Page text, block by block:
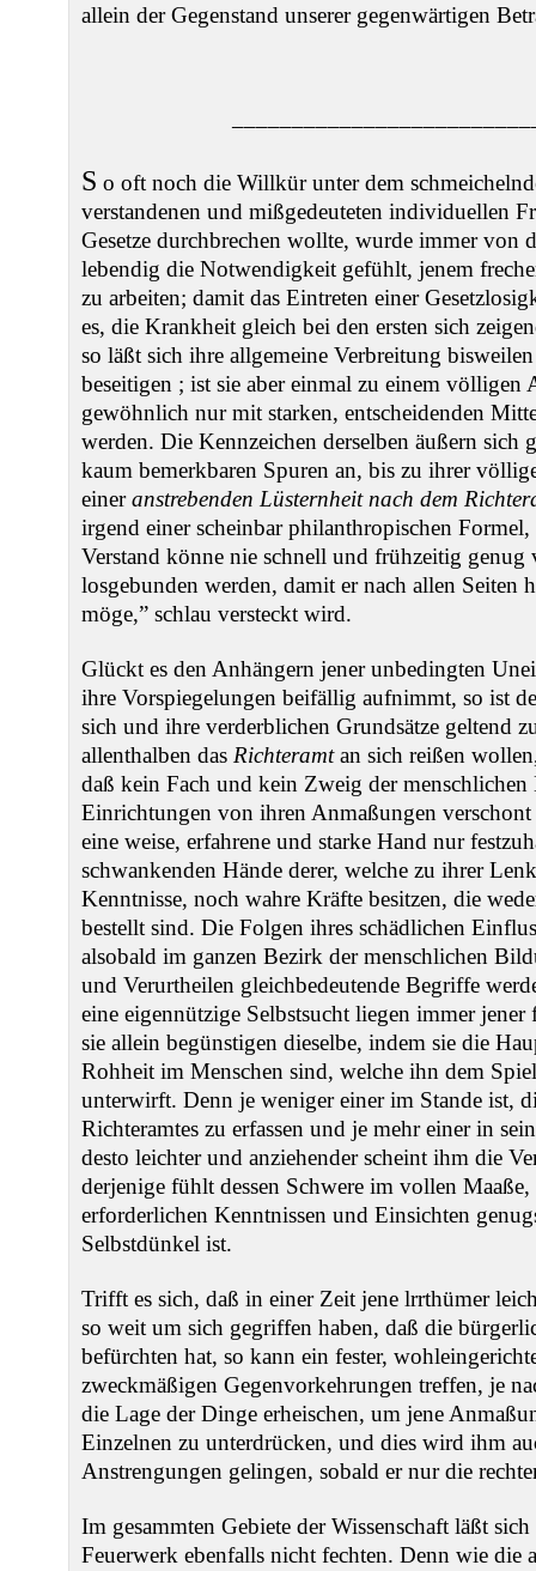
allein der Gegenstand unserer gegenwärtigen
S o oft noch die Willkür unter dem
verstandenen und mißgedeuteten individuellen
Gesetze durchbrechen wollte, wurde immer von
lebendig die Notwendigkeit gefühlt, jenem
zu arbeiten; damit das Eintreten einer
es, die Krankheit gleich bei den ersten sich
so läßt sich ihre allgemeine Verbreitung
beseitigen ; ist sie aber einmal zu einem völligen
gewöhnlich nur mit starken, entscheidenden
werden. Die Kennzeichen derselben äußern sich
kaum bemerkbaren Spuren an, bis zu ihrer
eineranstrebenden Lüsternheit nach dem
irgend einer scheinbar philanthropischen Formel,
Verstand könne nie schnell und frühzeitig genug
losgebunden werden, damit er nach allen Seiten
möge,” schlau versteckt wird.
Glückt es den Anhängern jener unbedingten
ihre Vorspiegelungen beifällig aufnimmt, so ist
sich und ihre verderblichen Grundsätze geltend
allenthalben das Richteramtan sich reißen
daß kein Fach und kein Zweig der
Einrichtungen von ihren Anmaßungen
eine weise, erfahrene und starke Hand nur
schwankenden Hände derer, welche zu ihrer
Kenntnisse, noch wahre Kräfte besitzen, die
bestellt sind. Die Folgen ihres schädlichen
alsobald im ganzen Bezirk der menschlichen
und Verurtheilen gleichbedeutende Begriffe
eine eigennützige Selbstsucht liegen immer
sie allein begünstigen dieselbe, indem sie die
Rohheit im Menschen sind, welche ihn dem
unterwirft. Denn je weniger einer im Stande ist,
Richteramtes zu erfassen und je mehr einer in
desto leichter und anziehender scheint ihm die
derjenige fühlt dessen Schwere im vollen
erforderlichen Kenntnissen und Einsichten
Selbstdünkel ist.
Trifft es sich, daß in einer Zeit jene lrrthümer
so weit um sich gegriffen haben, daß die
befürchten hat, so kann ein fester,
zweckmäßigen Gegenvorkehrungen treffen, je
die Lage der Dinge erheischen, um jene
Einzelnen zu unterdrücken, und dies wird ihm
Anstrengungen gelingen, sobald er nur die
Im gesammten Gebiete der Wissenschaft läßt
Feuerwerk ebenfalls nicht fechten. Denn wie die